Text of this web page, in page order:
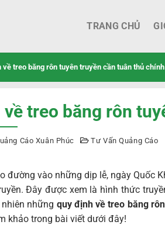
TRANG CHỦ
về treo băng rôn tuyên truyền cần tuân thủ
về treo băng rôn
Cáo Xuân Phúc Tư Vấn Quảng Cáo
đường vào những dịp lễ, ngày
Đây được xem là hình thức
những quy định về treo băng
khảo trong bài viết dưới đây!